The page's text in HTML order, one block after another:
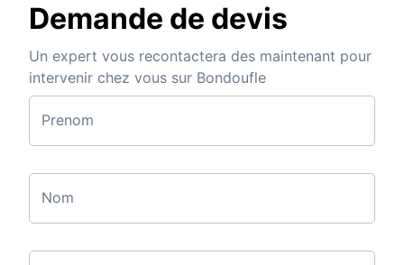
Demande de devis
Un expert vous recontactera des maintenant pour
intervenir chez vous sur Bondoufle
Prenom
Nom